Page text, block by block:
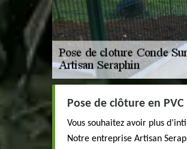
Pose de clôture en
Vous souhaitez avoir plus
Notre entreprise Artisan